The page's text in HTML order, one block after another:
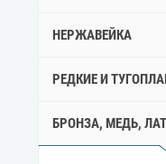
НЕРЖАВЕЙКА
РЕДКИЕ И
БРОНЗА, МЕДЬ,